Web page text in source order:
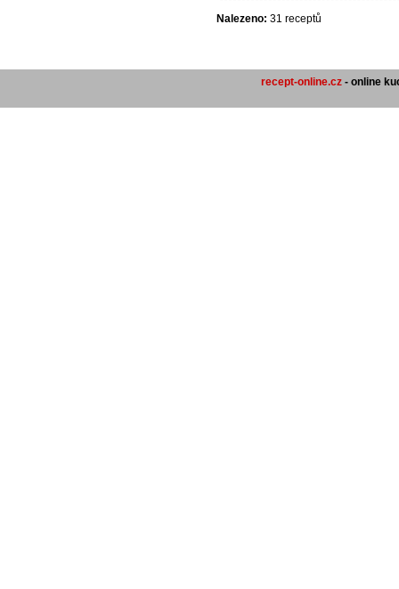
Nalezeno: 31 receptů
recept-online.cz - online